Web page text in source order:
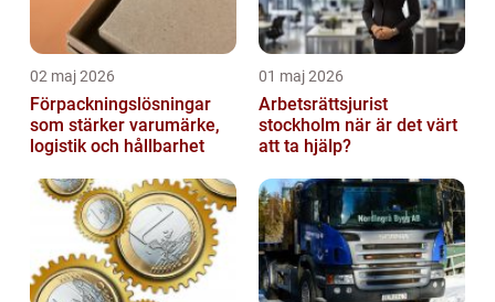
02 maj 2026
Förpackningslösningar
som stärker varumärke,
logistik och hållbarhet
01 maj 2026
Arbetsrättsjurist
stockholm när är det värt
att ta hjälp?